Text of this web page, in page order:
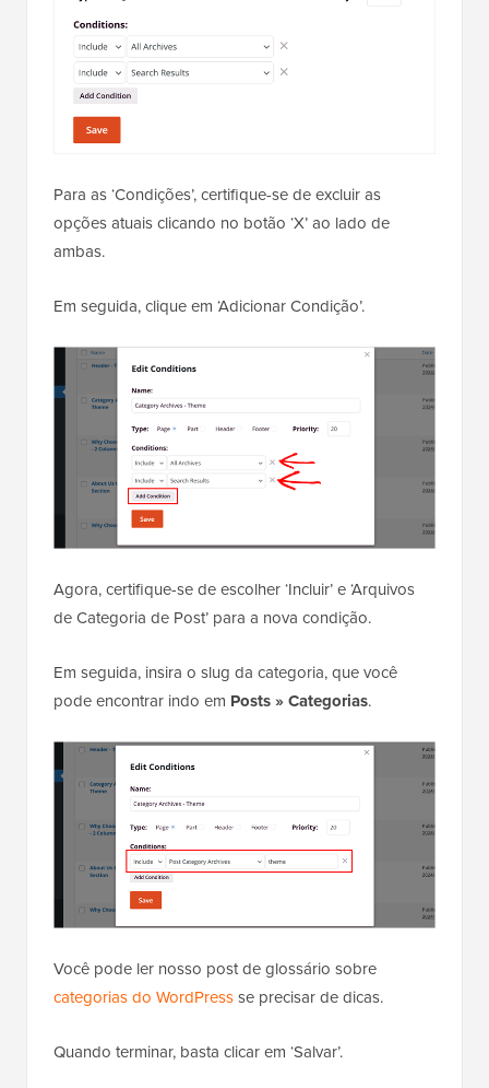
Para as ‘Condições’, certifique-se de excluir as
opções atuais clicando no botão ‘X’ ao lado de
ambas.
Em seguida, clique em ‘Adicionar Condição’.
Agora, certifique-se de escolher ‘Incluir’ e ‘Arquivos
de Categoria de Post’ para a nova condição.
Em seguida, insira o slug da categoria, que você
pode encontrar indo em Posts »Categorias.
Você pode ler nosso post de glossário sobre
categorias do WordPressse precisar de dicas.
Quando terminar, basta clicar em ‘Salvar’.